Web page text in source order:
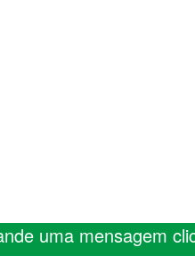
uma mensagem